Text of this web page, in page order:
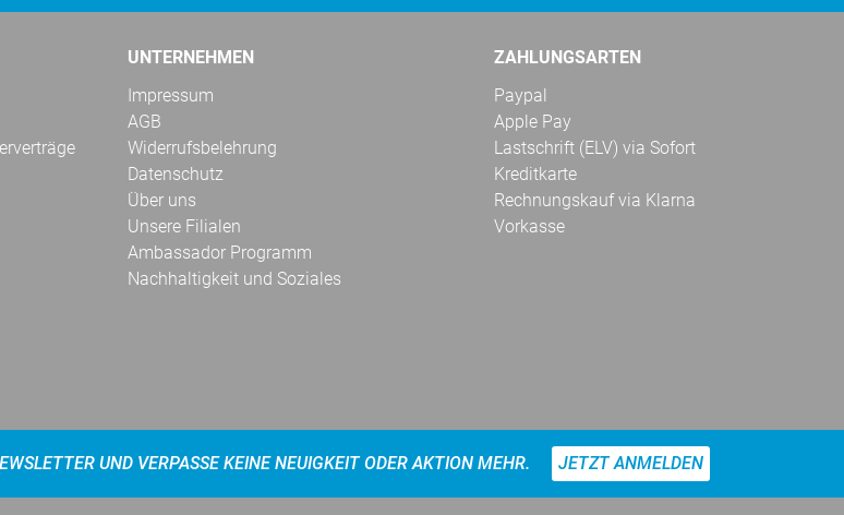
UNTERNEHMEN
Impressum
AGB
Widerrufsbelehrung
Datenschutz
Über uns
Unsere Filialen
Ambassador Programm
Nachhaltigkeit und Soziales
ZAHLUNGSARTEN
Paypal
Apple Pay
Lastschrift (ELV) via Sofort
Kreditkarte
Rechnungskauf via Klarna
Vorkasse
UND VERPASSE KEINE NEUIGKEIT ODER AKTION MEHR. JETZT ANMELDEN